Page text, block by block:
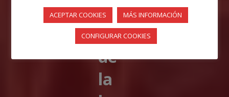
var
ra
de
la
ACEPTAR COOKIES MÁS INFORMACIÓN
CONFIGURAR COOKIES